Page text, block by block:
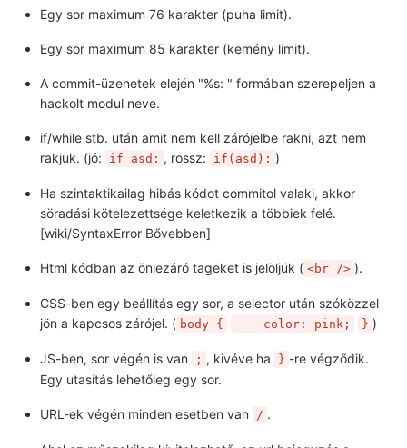
Egy sor maximum 76 karakter (puha limit).
Egy sor maximum 85 karakter (kemény limit).
A commit-üzenetek elején "%s: " formában szerepeljen a
hackolt modul neve.
if/while stb. után amit nem kell zárójelbe rakni, azt nem
rakjuk. (jó:
if asd: , rossz: if(asd): )
Ha szintaktikailag hibás kódot commitol valaki, akkor
söradási kötelezettsége keletkezik a többiek felé.
[wiki/SyntaxError Bővebben]
Html kódban az önlezáró tageket is jelöljük ( <br /> ).
CSS-ben egy beállítás egy sor, a selector után szóközzel
jön a kapcsos zárójel. ( body { color: pink; } )
JS-ben, sor végén is van ; , kivéve ha } -re végződik.
Egy utasítás lehetőleg egy sor.
URL-ek végén minden esetben van / .